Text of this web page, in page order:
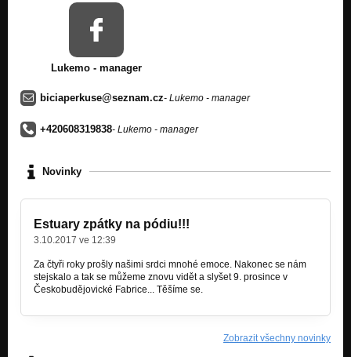
Lukemo - manager
biciaperkuse@seznam.cz- Lukemo - manager
+420608319838- Lukemo - manager
Novinky
Estuary zpátky na pódiu!!!
3.10.2017 ve 12:39
Za čtyři roky prošly našimi srdci mnohé emoce. Nakonec se nám
stejskalo a tak se můžeme znovu vidět a slyšet 9. prosince v
Českobudějovické Fabrice... Těšíme se.
Zobrazit všechny novinky